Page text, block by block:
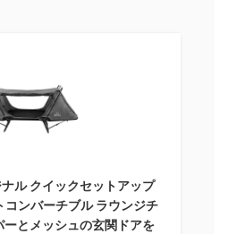
ル クイックセットアップ
コンバーチブル ラウンジチ
ーとメッシュの玄関ドアを